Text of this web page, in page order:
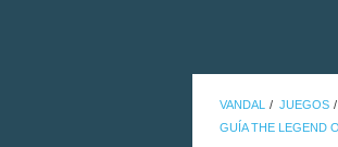
VANDAL JUEGOS
GUÍA THE LEGEND